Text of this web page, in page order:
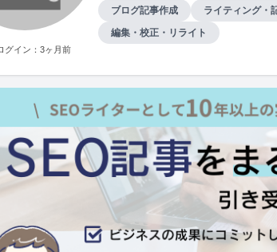
グイン：3ヶ月前
ブログ記事作成 ライティング・
編集・校正・リライト